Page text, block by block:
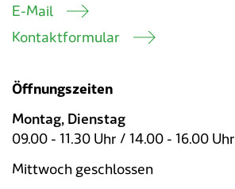
E-Mail
Kontaktformular
Öffnungszeiten
Montag, Dienstag
09.00 - 11.30 Uhr / 14.00 - 16.00 Uhr
Mittwoch geschlossen